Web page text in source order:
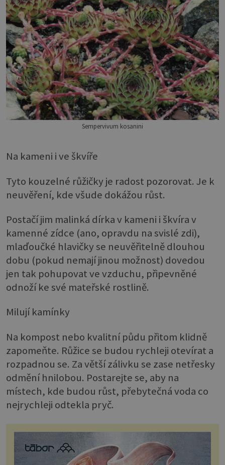
Sempervivum kosanini
Na kameni i ve škvíře
Tyto kouzelné růžičky je radost pozorovat. Je k
neuvěření, kde všude dokážou růst.
Postačí jim malinká dírka v kameni i škvíra v
kamenné zídce (ano, opravdu na svislé zdi),
mlaďoučké hlavičky se neuvěřitelně dlouhou
dobu (pokud nemají jinou možnost) dovedou
jen tak pohupovat ve vzduchu, připevněné
odnoží ke své mateřské rostlině.
Milují kamínky
Na kompost nebo kvalitní půdu přitom klidně
zapomeňte. Růžice se budou rychleji otevírat a
rozpadnou se. Za větší zálivku se zase netřesky
odmění hnilobou. Postarejte se, aby na
místech, kde budou růst, přebytečná voda co
nejrychleji odtekla pryč.